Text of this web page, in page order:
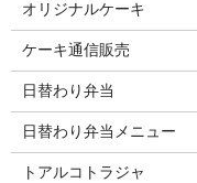
オリジナルケーキ
ケーキ通信販売
日替わり弁当
日替わり弁当メニュー
トアルコトラジャ